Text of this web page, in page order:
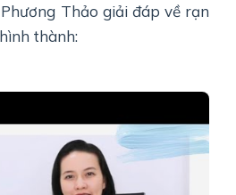
Thảo giải đáp về rạn
thành: